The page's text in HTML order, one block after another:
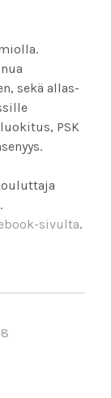
sekä allas-
PSK
sivulta.